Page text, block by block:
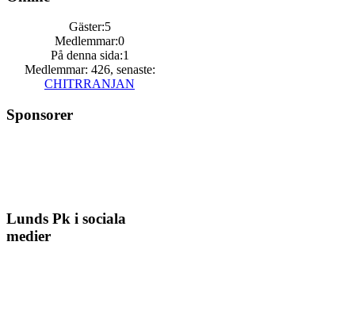
Gäster:5
Medlemmar:0
På denna sida:1
Medlemmar: 426, senaste:
CHITRRANJAN
Sponsorer
Lunds Pk i sociala
medier